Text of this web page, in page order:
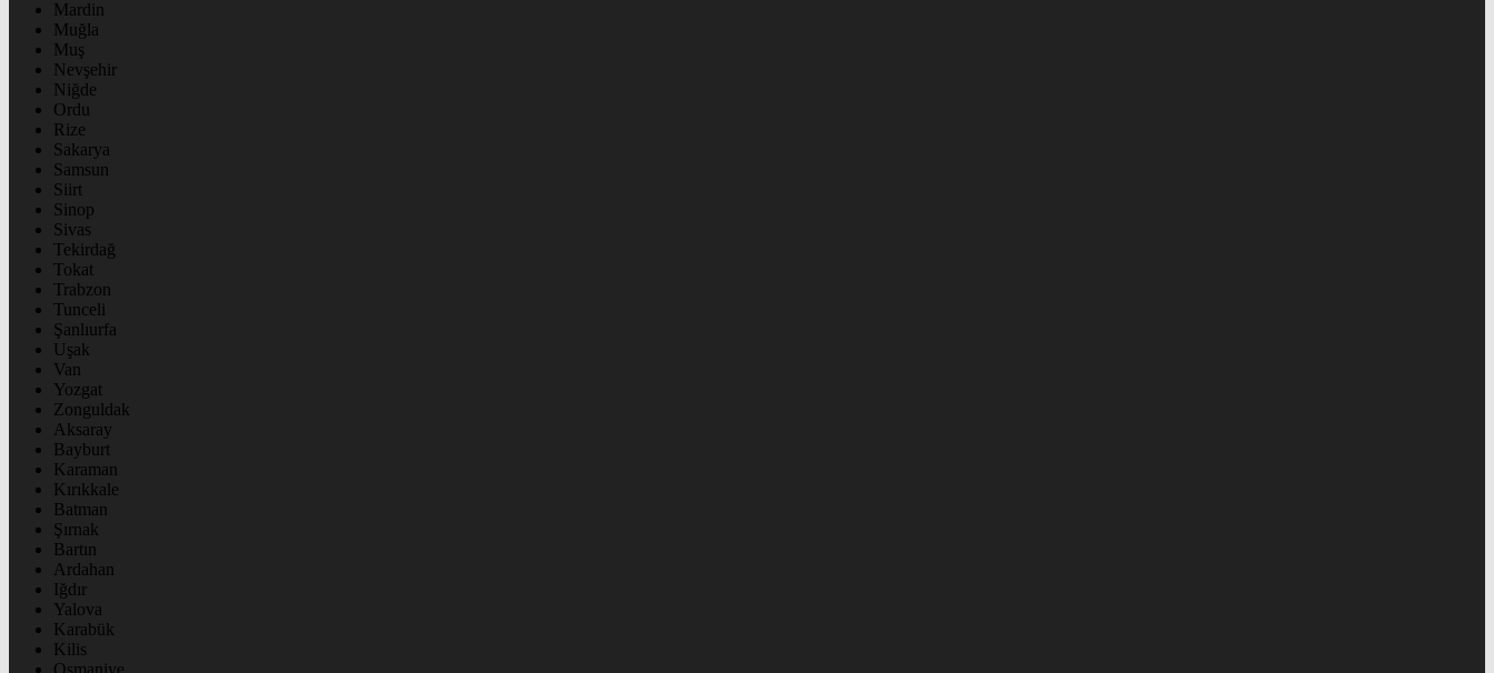
Mardin
Muğla
Muş
Nevşehir
Niğde
Ordu
Rize
Sakarya
Samsun
Siirt
Sinop
Sivas
Tekirdağ
Tokat
Trabzon
Tunceli
Şanlıurfa
Uşak
Van
Yozgat
Zonguldak
Aksaray
Bayburt
Karaman
Kırıkkale
Batman
Şırnak
Bartın
Ardahan
Iğdır
Yalova
Karabük
Kilis
Osmaniye